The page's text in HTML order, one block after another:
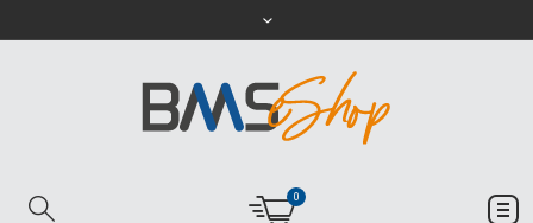
0